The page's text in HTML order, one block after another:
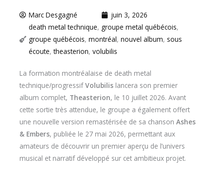
Marc Desgagné
juin 3, 2026
death metal technique, groupe metal québécois,
groupe québécois, montréal, nouvel album, sous
écoute,theasterion, volubilis
La formation montréalaise de death metal
technique/progressifVolubilis lancera son premier
album complet, Theasterion, le 10 juillet 2026. Avant
cette sortie très attendue, le groupe a également offert
une nouvelle version remastérisée de sa chanson Ashes
& Embers, publiée le 27 mai 2026, permettant aux
amateurs de découvrir un premier aperçu de l’univers
musical et narratif développé sur cet ambitieux projet.